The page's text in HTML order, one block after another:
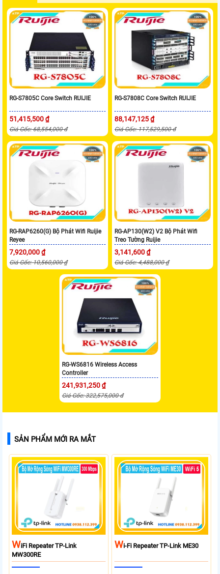
RG-S7805C Core Switch RUIJIE
51,415,500 ₫
Giá Gốc: 68,554,000 đ
RG-S7808C Core Switch RUIJIE
88,147,125 ₫
Giá Gốc: 117,529,500 đ
RG-RAP6260(G) Bộ Phát Wifi Ruijie
Reyee
7,920,000 ₫
Giá Gốc: 10,560,000 ₫
RG-AP130(W2) V2 Bộ Phát Wifi
Treo Tường Ruijie
3,141,600 ₫
Giá Gốc: 4,488,000 ₫
RG-WS6816 Wireless Access
Controller
241,931,250 ₫
Giá Gốc: 322,575,000 đ
SẢN PHẨM MỚI RA MẮT
WIFi Repeater TP-Link
MW300RE
WI-Fi Repeater TP-Link ME30